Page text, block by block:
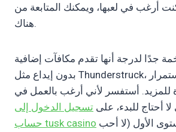
أرغب في لعبها، ويمكنك المتابعة من
هناك.
جدًا لدرجة أنها تقدم مكافآت إضافية
بدون إيداع مثل Thunderstruck، مما يضمن استمرار
للمزيد. أستفسر لأني أرغب بالعمل في
لا أحتاج للبدء، على تسجيل الدخول إلى
حساب tusk casino